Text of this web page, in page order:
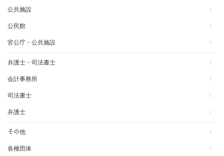
公共施設
公民館
官公庁・公共施設
弁護士・司法書士
会計事務所
司法書士
弁護士
その他
各種団体